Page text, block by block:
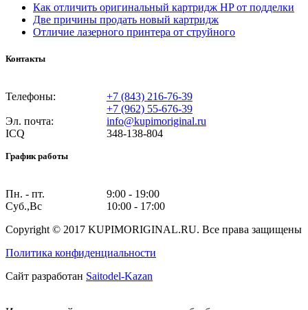
Как отличить оригинальный картридж HP от подделки
Две причины продать новый картридж
Отличие лазерного принтера от струйного
Контакты
Телефоны:
Эл. почта:
ICQ
+7 (843) 216-76-39
+7 (962) 55-676-39
info@kupimoriginal.ru
348-138-804
График работы
Пн. - пт.
Суб.,Вс
9:00 - 19:00
10:00 - 17:00
Copyright © 2017 KUPIMORIGINAL.RU. Все права защищены
Политика конфиденциальности
Сайт разработан Saitodel-Kazan